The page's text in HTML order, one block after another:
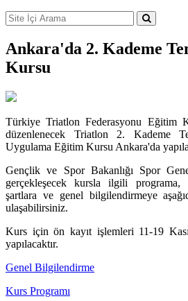
Ankara'da 2. Kademe
Kursu
Türkiye Triatlon Federasyonu Eğitim
düzenlenecek Triatlon 2. Kademe
Uygulama Eğitim Kursu Ankara'da
Gençlik ve Spor Bakanlığı Spor
gerçekleşecek kursla ilgili programa,
şartlara ve genel bilgilendirmeye
ulaşabilirsiniz.
Kurs için ön kayıt işlemleri 11-19
yapılacaktır.
Genel Bilgilendirme
Kurs Programı